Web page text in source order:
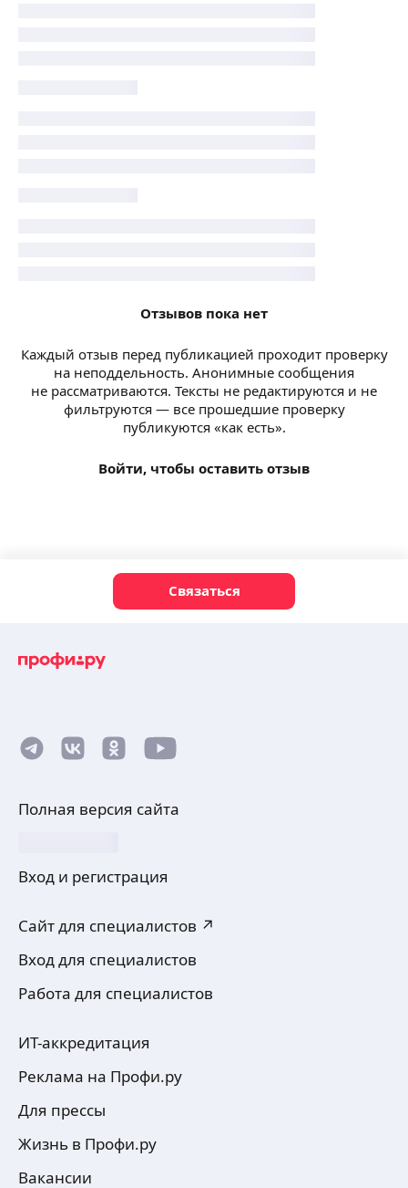
Отзывов пока нет
Каждый отзыв перед публикацией проходит проверку
на неподдельность. Анонимные сообщения
не рассматриваются. Тексты не редактируются и не
фильтруются — все прошедшие проверку
публикуются «как есть».
Войти, чтобы оставить отзыв
Связаться
Полная версия сайта
Вход и регистрация
Сайт для специалистов ↗
Вход для специалистов
Работа для специалистов
ИТ-аккредитация
Реклама на Профи.ру
Для прессы
Жизнь в Профи.ру
Вакансии